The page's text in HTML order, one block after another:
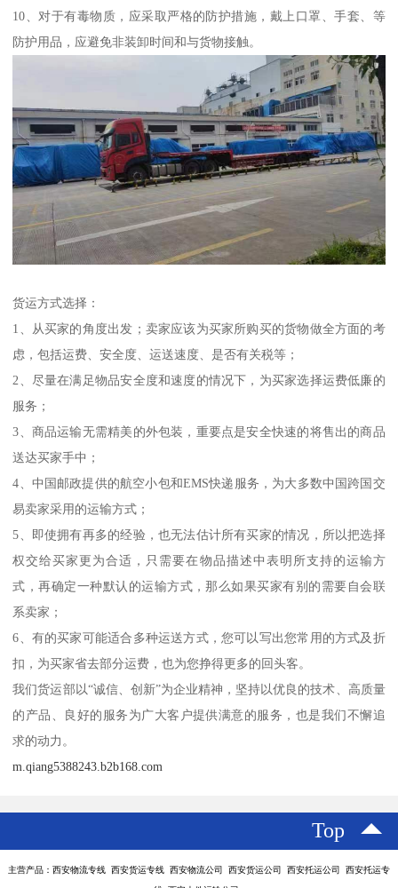
10、对于有毒物质，应采取严格的防护措施，戴上口罩、手套、等
防护用品，应避免非装卸时间和与货物接触。
货运方式选择：
1、从买家的角度出发；卖家应该为买家所购买的货物做全方面的考
虑，包括运费、安全度、运送速度、是否有关税等；
2、尽量在满足物品安全度和速度的情况下，为买家选择运费低廉的
服务；
3、商品运输无需精美的外包装，重要点是安全快速的将售出的商品
送达买家手中；
4、中国邮政提供的航空小包和EMS快递服务，为大多数中国跨国交
易卖家采用的运输方式；
5、即使拥有再多的经验，也无法估计所有买家的情况，所以把选择
权交给买家更为合适，只需要在物品描述中表明所支持的运输方
式，再确定一种默认的运输方式，那么如果买家有别的需要自会联
系卖家；
6、有的买家可能适合多种运送方式，您可以写出您常用的方式及折
扣，为买家省去部分运费，也为您挣得更多的回头客。
我们货运部以“诚信、创新”为企业精神，坚持以优良的技术、高质量
的产品、良好的服务为广大客户提供满意的服务，也是我们不懈追
求的动力。
m.qiang5388243.b2b168.com
Top
主营产品：西安物流专线 西安货运专线 西安物流公司 西安货运公司 西安托运公司 西安托运专